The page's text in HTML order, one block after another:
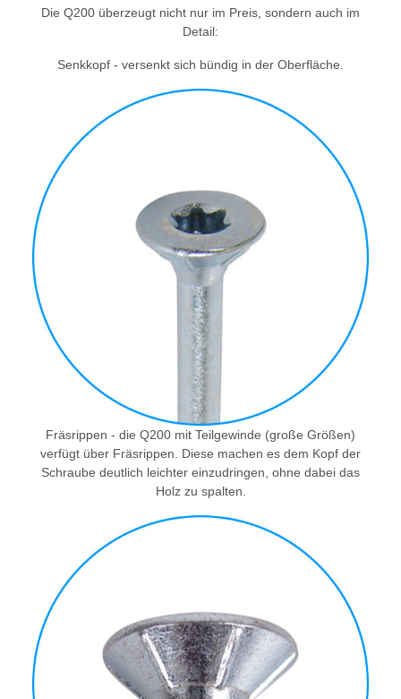
Die Q200 überzeugt nicht nur im Preis, sondern auch im
Detail:
Senkkopf - versenkt sich bündig in der Oberfläche.
Fräsrippen - die Q200 mit Teilgewinde (große Größen)
verfügt über Fräsrippen. Diese machen es dem Kopf der
Schraube deutlich leichter einzudringen, ohne dabei das
Holz zu spalten.